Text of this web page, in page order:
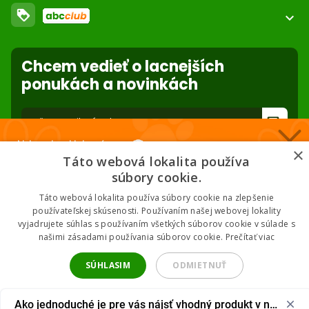
O nás
Nastavenia súborov cookie
Dodacie podmienky
Reklamácie
Ochrana osobných údajov
loyalty expand_more
Použite body a nakupujte lacnejšie!
Viac info
Chcem vedieť o lacnejších
ponukách a novinkách
forward_to_inbox
Nakupuj za klubové ceny 🏆
Nižšie ceny na vybrané produkty. 2 % cashback. Členstvo zadarmo.
Chcem klubové ceny
* Odoslaním súhlasíš so zásadami spracovania údajov.
Ako jednoduché je pre vás nájsť vhodný produkt v našom
×
Táto webová lokalita používa
súbory cookie.
Táto webová lokalita používa súbory cookie na zlepšenie
používateľskej skúsenosti. Používaním našej webovej lokality
vyjadrujete súhlas s používaním všetkých súborov cookie v súlade s
našimi zásadami používania súborov cookie. Prečítať viac
SÚHLASIM ODMIETNUŤ